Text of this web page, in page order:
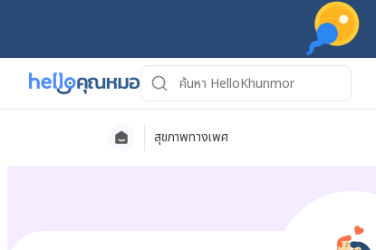
สุขภาพทางเพศ